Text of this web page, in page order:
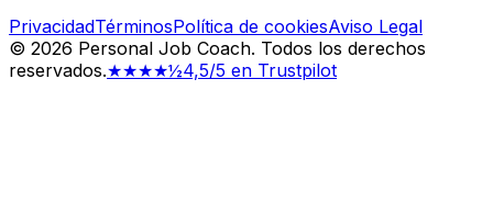
PrivacidadTérminosPolítica de cookiesAviso Legal
© 2026 Personal Job Coach. Todos los derechos
reservados.★★★★½4,5/5 en Trustpilot